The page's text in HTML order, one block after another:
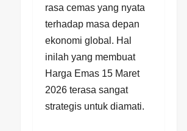
rasa cemas yang nyata
terhadap masa depan
ekonomi global. Hal
inilah yang membuat
Harga Emas 15 Maret
2026 terasa sangat
strategis untuk diamati.